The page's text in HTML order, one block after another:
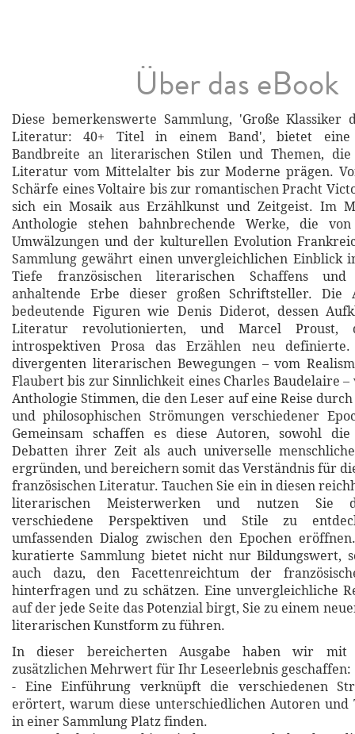
Über das eBook
Diese bemerkenswerte Sammlung, 'Große Klassiker
Literatur: 40+ Titel in einem Band', bietet eine
Bandbreite an literarischen Stilen und Themen, die
Literatur vom Mittelalter bis zur Moderne prägen.
Schärfe eines Voltaire bis zur romantischen Pracht
sich ein Mosaik aus Erzählkunst und Zeitgeist. Im
Anthologie stehen bahnbrechende Werke, die
Umwälzungen und der kulturellen Evolution
Sammlung gewährt einen unvergleichlichen Einblick
Tiefe französischen literarischen Schaffens
anhaltende Erbe dieser großen Schriftsteller. Die
bedeutende Figuren wie Denis Diderot, dessen
Literatur revolutionierten, und Marcel
introspektiven Prosa das Erzählen neu
divergenten literarischen Bewegungen – vom
Flaubert bis zur Sinnlichkeit eines Charles Baudelaire –
Anthologie Stimmen, die den Leser auf eine Reise
und philosophischen Strömungen verschiedener
Gemeinsam schaffen es diese Autoren, sowohl die
Debatten ihrer Zeit als auch universelle
ergründen, und bereichern somit das Verständnis für
französischen Literatur. Tauchen Sie ein in diesen
literarischen Meisterwerken und nutzen Sie
verschiedene Perspektiven und Stile zu
umfassenden Dialog zwischen den Epochen
kuratierte Sammlung bietet nicht nur Bildungswert,
auch dazu, den Facettenreichtum der
hinterfragen und zu schätzen. Eine unvergleichliche
auf der jede Seite das Potenzial birgt, Sie zu einem
literarischen Kunstform zu führen.
In dieser bereicherten Ausgabe haben wir mit
zusätzlichen Mehrwert für Ihr Leseerlebnis geschaffen:
- Eine Einführung verknüpft die verschiedenen
erörtert, warum diese unterschiedlichen Autoren und
in einer Sammlung Platz finden.